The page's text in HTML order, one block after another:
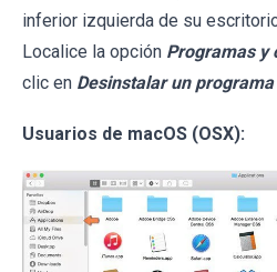
inferior izquierda de su
Localice la opción Programas y
clic en Desinstalar un programa
Usuarios de macOS (OSX):